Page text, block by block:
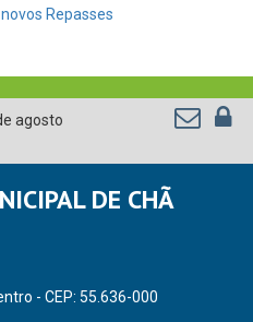
Repasses
agosto
DE CHÃ
- CEP: 55.636-000